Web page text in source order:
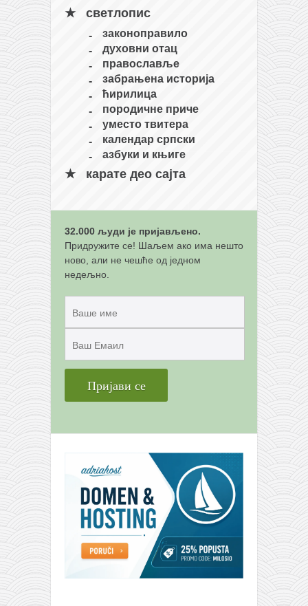
чланарина
бесплатна е-књига
термини тренинга
моја прича
моја прича
контакт
светлопис
законоправило
духовни отац
православље
забрањена историја
ћирилица
породичне приче
уместо твитера
календар српски
азбуки и књиге
карате део сајта
32.000 људи је пријављено.
Придружите се! Шаљем ако има нешто
ново, али не чешће од једном
недељно.